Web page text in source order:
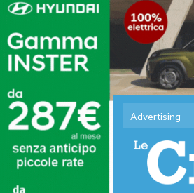
Advertising